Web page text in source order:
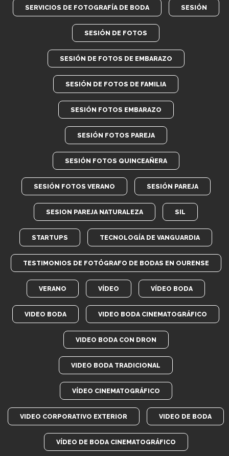
SERVICIOS DE FOTOGRAFÍA DE BODA SESIÓN
SESIÓN DE FOTOS
SESIÓN DE FOTOS DE EMBARAZO
SESIÓN DE FOTOS DE FAMILIA
SESIÓN FOTOS EMBARAZO
SESIÓN FOTOS PAREJA
SESIÓN FOTOS QUINCEAÑERA
SESIÓN FOTOS VERANO SESIÓN PAREJA
SESION PAREJA NATURALEZA SIL
STARTUPS TECNOLOGÍA DE VANGUARDIA
TESTIMONIOS DE FOTÓGRAFO DE BODAS EN OURENSE
VERANO VÍDEO VÍDEO BODA
VIDEO BODA VIDEO BODA CINEMATOGRÁFICO
VIDEO BODA CON DRON
VIDEO BODA TRADICIONAL
VÍDEO CINEMATOGRÁFICO
VIDEO CORPORATIVO EXTERIOR VIDEO DE BODA
VÍDEO DE BODA CINEMATOGRÁFICO